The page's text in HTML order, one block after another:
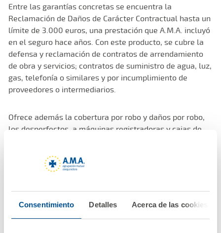
Consentimiento Detalles Acerca de las cookies
Entre las garantías concretas se encuentra la
Reclamación de Daños de Carácter Contractual hasta un
límite de 3.000 euros, una prestación que A.M.A. incluyó
en el seguro hace años. Con este producto, se cubre la
defensa y reclamación de contratos de arrendamiento
de obra y servicios; contratos de suministro de agua, luz,
gas, telefonía o similares y por incumplimiento de
proveedores o intermediarios.
Ofrece además la cobertura por robo y daños por robo,
los desperfectos a máquinas registradoras y cajas de
de fondos y recetas de la Seguridad Social y el hurto de
Importante para las farmacias es la protección frente al
deterioro de mercancías refrigeradas, la cobertura ante